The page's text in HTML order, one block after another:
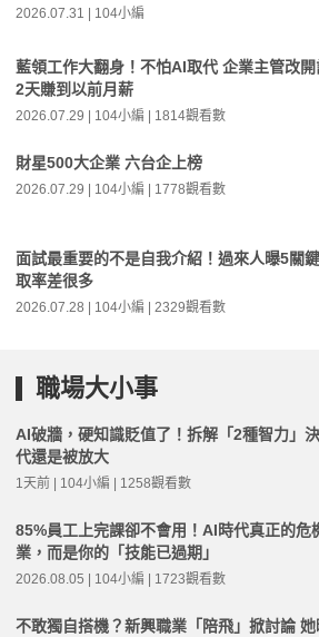
2026.07.31 | 104小編
藍領工作大翻身！不怕AI取代 企業主管改
2天賺到以前月薪
2026.07.29 | 104小編 | 1814觀看數
財星500大企業 六台企上榜
2026.07.29 | 104小編 | 1778觀看數
面試最重要的不是自我介紹！過來人曝5關
取率差很多
2026.07.28 | 104小編 | 2329觀看數
職場大小事
AI破牆，硬知識貶值了！拆解「2種智力」
代還是被放大
1天前 | 104小編 | 1258觀看數
85%員工上完課卻不會用！AI時代真正的危
業，而是你的「技能已過期」
2026.08.05 | 104小編 | 1723觀看數
不敢獨自搭機？新興職業「陪飛」掀討論 她